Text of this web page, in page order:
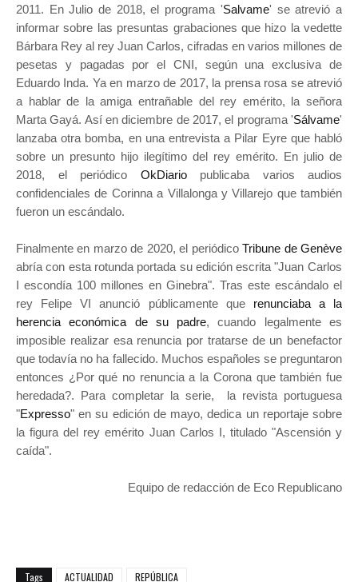
2011. En Julio de 2018, el programa 'Salvame' se atrevió a
informar sobre las presuntas grabaciones que hizo la vedette
Bárbara Rey al rey Juan Carlos, cifradas en varios millones de
pesetas y pagadas por el CNI, según una exclusiva de
Eduardo Inda. Ya en marzo de 2017, la prensa rosa se atrevió
a hablar de la amiga entrañable del rey emérito, la señora
Marta Gayá. Así en diciembre de 2017, el programa 'Sálvame'
lanzaba otra bomba, en una entrevista a Pilar Eyre que habló
sobre un presunto hijo ilegítimo del rey emérito. En julio de
2018, el periódico OkDiariopublicaba varios audios
confidenciales de Corinna a Villalonga y Villarejo que también
fueron un escándalo.
Finalmente en marzo de 2020, el periódicoTribune de Genève
abría con esta rotunda portada su edición escrita "Juan Carlos
I escondía 100 millones en Ginebra". Tras este escándalo el
rey Felipe VI anunció públicamente que renunciaba a la
herencia económica de su padre, cuando legalmente es
imposible realizar esa renuncia por tratarse de un benefactor
que todavía no ha fallecido. Muchos españoles se preguntaron
entonces ¿Por qué no renuncia a la Corona que también fue
heredada?. Para completar la serie, la revista portuguesa
"Expresso" en su edición de mayo, dedica un reportaje sobre
la figura del rey emérito Juan Carlos I, titulado "Ascensión y
caída".
Equipo de redacción de Eco Republicano
Tags ACTUALIDAD REPÚBLICA